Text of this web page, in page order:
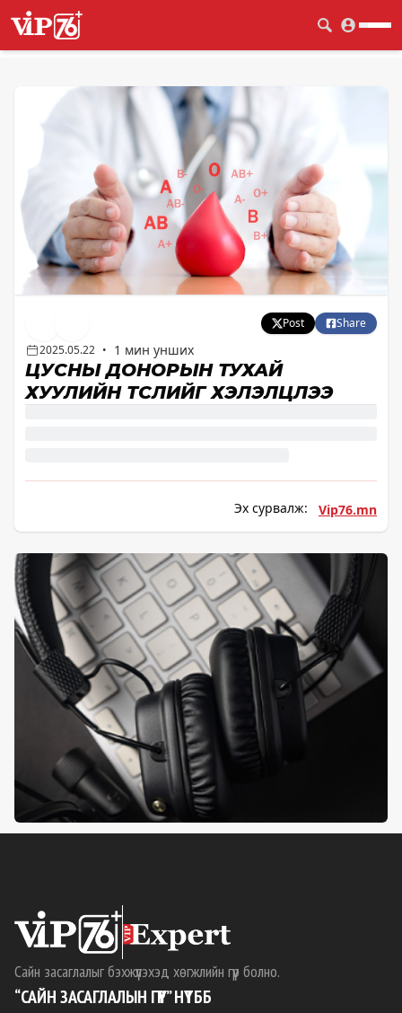
Post
Share
2025.05.22 • 1 мин унших
ЦУСНЫ ДОНОРЫН ТУХАЙ
ХУУЛИЙН ТӨСЛИЙГ ХЭЛЭЛЦЛЭЭ
Эх сурвалж: Vip76.mn
Сайн засаглалыг бэхжүүлэхэд хөгжлийн гүүр болно.
“САЙН ЗАСАГЛАЛЫН ГҮҮР” НҮТББ